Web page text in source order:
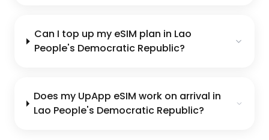
Can I top up my eSIM plan in Lao
People's Democratic Republic?
Does my UpApp eSIM work on arrival in
Lao People's Democratic Republic?